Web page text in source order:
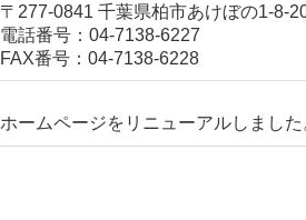
〒277-0841 千葉県柏市あけぼの1-8-
電話番号：04-7138-6227
FAX番号：04-7138-6228
ホームページをリニューアルしまし